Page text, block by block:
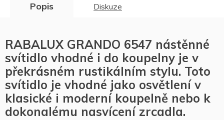
Popis Diskuze
RABALUX GRANDO 6547 nástěnné
svítidlo vhodné i do koupelny je v
překrásném rustikálním stylu. Toto
svítidlo je vhodné jako osvětlení v
klasické i moderní koupelně nebo k
dokonalému nasvícení zrcadla.